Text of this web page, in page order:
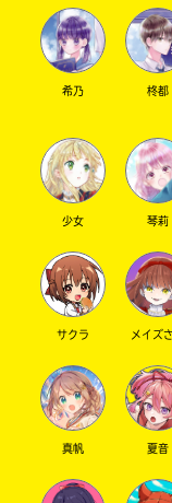
私はお茶が大
も！ポプ友にな
冬休み中なん
さくら ＃あ
学1年
冬休みも出
希乃 柊都
少女 琴莉
サクラ メイズ
真帆 夏音